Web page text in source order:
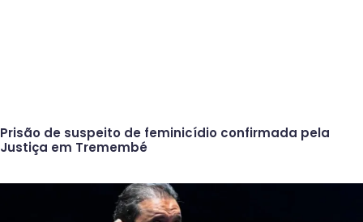
Prisão de suspeito de feminicídio confirmada pela
Justiça em Tremembé